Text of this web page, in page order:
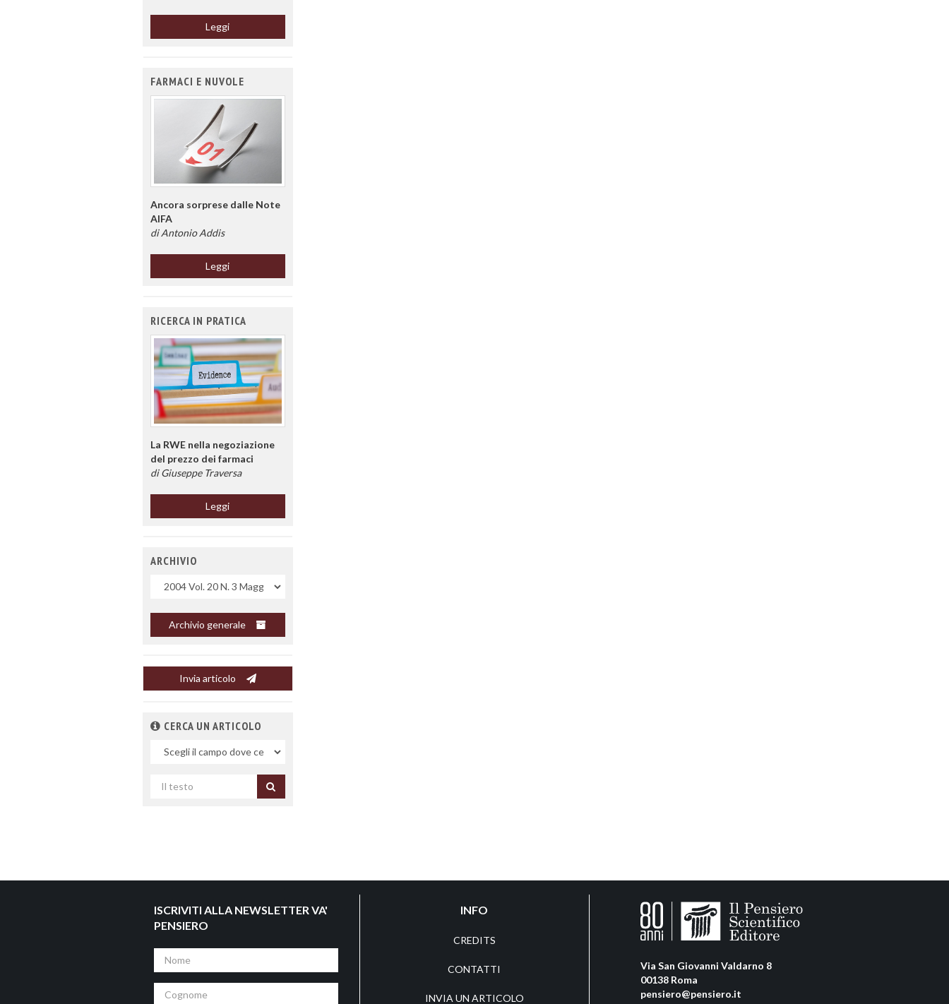
Leggi
FARMACI E NUVOLE
Ancora sorprese dalle Note
AIFA
di Antonio Addis
Leggi
RICERCA IN PRATICA
La RWE nella negoziazione
del prezzo dei farmaci
di Giuseppe Traversa
Leggi
ARCHIVIO
Uscite
Archivio generale
Invia articolo
CERCA UN ARTICOLO
Nel
Cerca
ISCRIVITI ALLA NEWSLETTER VA'
PENSIERO
Nome
Cognome
INFO
CREDITS
CONTATTI
INVIA UN ARTICOLO
Via San Giovanni Valdarno 8
00138 Roma
pensiero@pensiero.it